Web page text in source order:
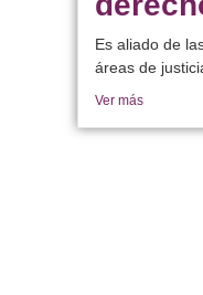
Es aliado de
áreas de
Ver más